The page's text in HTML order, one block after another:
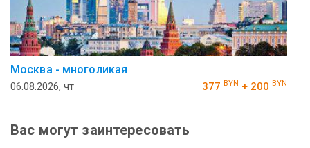
Москва - многоликая
06.08.2026, чт 377 BYN + 200 BYN
Вас могут заинтересовать